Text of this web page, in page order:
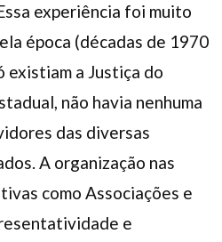
experiência foi muito
época (décadas de 1970
existiam a Justiça do
não havia nenhuma
das diversas
A organização nas
como Associações e
e